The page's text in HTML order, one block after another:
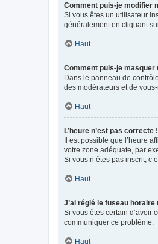
Comment puis-je modifier
Si vous êtes un utilisateur
généralement en cliquant
Haut
Comment puis-je masquer
Dans le panneau de
des modérateurs et de
Haut
L’heure n’est pas correcte !
Il est possible que l’heure
votre zone adéquate, par
Si vous n’êtes pas inscrit,
Haut
J’ai réglé le fuseau
Si vous êtes certain d’avoir
communiquer ce problème.
Haut